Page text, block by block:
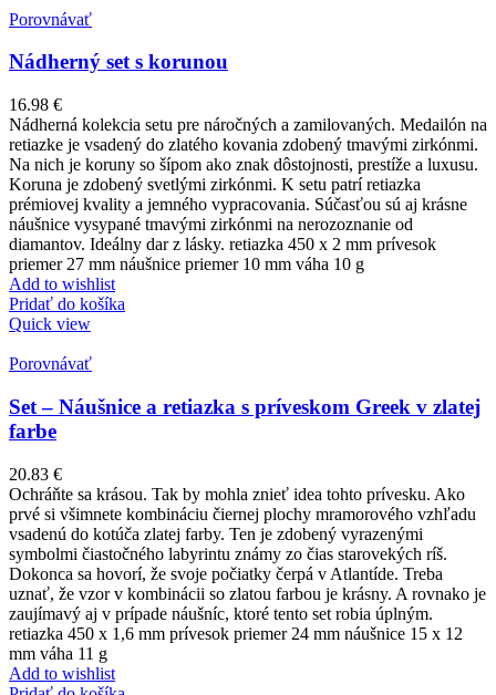
Porovnávať
Nádherný set s korunou
16.98 €
Nádherná kolekcia setu pre náročných a zamilovaných. Medailón na
retiazke je vsadený do zlatého kovania zdobený tmavými zirkónmi.
Na nich je koruny so šípom ako znak dôstojnosti, prestíže a luxusu.
Koruna je zdobený svetlými zirkónmi. K setu patrí retiazka
prémiovej kvality a jemného vypracovania. Súčasťou sú aj krásne
náušnice vysypané tmavými zirkónmi na nerozoznanie od
diamantov. Ideálny dar z lásky. retiazka 450 x 2 mm prívesok
priemer 27 mm náušnice priemer 10 mm váha 10 g
Add to wishlist
Pridať do košíka
Quick view
Porovnávať
Set – Náušnice a retiazka s príveskom Greek v zlatej
farbe
20.83 €
Ochráňte sa krásou. Tak by mohla znieť idea tohto prívesku. Ako
prvé si všimnete kombináciu čiernej plochy mramorového vzhľadu
vsadenú do kotúča zlatej farby. Ten je zdobený vyrazenými
symbolmi čiastočného labyrintu známy zo čias starovekých ríš.
Dokonca sa hovorí, že svoje počiatky čerpá v Atlantíde. Treba
uznať, že vzor v kombinácii so zlatou farbou je krásny. A rovnako je
zaujímavý aj v prípade náušníc, ktoré tento set robia úplným.
retiazka 450 x 1,6 mm prívesok priemer 24 mm náušnice 15 x 12
mm váha 11 g
Add to wishlist